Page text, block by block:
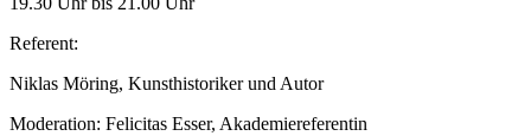
Referent:
Niklas Möring, Kunsthistoriker und Autor
Moderation: Felicitas Esser, Akademiereferentin